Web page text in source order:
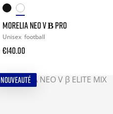
MORELIA NEO V Β PRO
Unisex football
€140.00
NOUVEAUTÉ